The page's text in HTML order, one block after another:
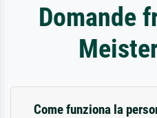
Domande
Come funziona la